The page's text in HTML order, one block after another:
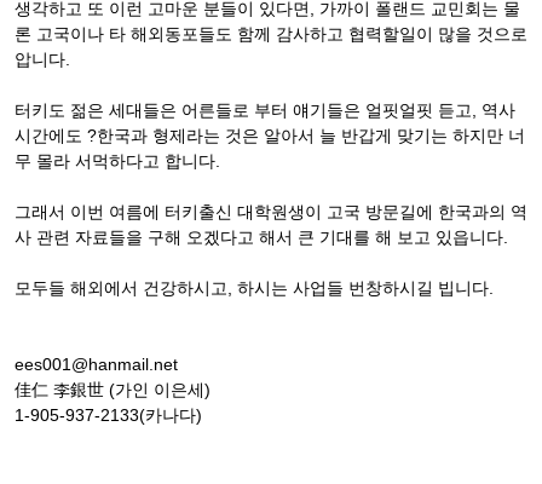
생각하고 또 이런 고마운 분들이 있다면, 가까이 폴랜드 교민회는 물
론 고국이나 타 해외동포들도 함께 감사하고 협력할일이 많을 것으로
압니다.
터키도 젊은 세대들은 어른들로 부터 얘기들은 얼핏얼핏 듣고, 역사
시간에도 ?한국과 형제라는 것은 알아서 늘 반갑게 맞기는 하지만 너
무 몰라 서먹하다고 합니다.
그래서 이번 여름에 터키출신 대학원생이 고국 방문길에 한국과의 역
사 관련 자료들을 구해 오겠다고 해서 큰 기대를 해 보고 있읍니다.
모두들 해외에서 건강하시고, 하시는 사업들 번창하시길 빕니다.
ees001@hanmail.net
佳仁 李銀世 (가인 이은세)
1-905-937-2133(카나다)